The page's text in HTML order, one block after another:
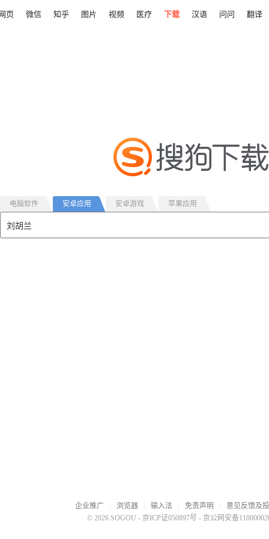
页 微信 知乎 图片 视频 医疗 下载 汉语 问问 翻译
电脑软件 安卓应用 安卓游戏 苹果应用
企业推广 浏览器 输入法 免责声明
意见反馈及
© 2026 SOGOU - 京ICP证050897号 - 京公网安备